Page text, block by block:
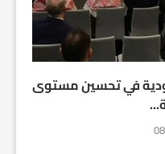
في تحسين مستوى